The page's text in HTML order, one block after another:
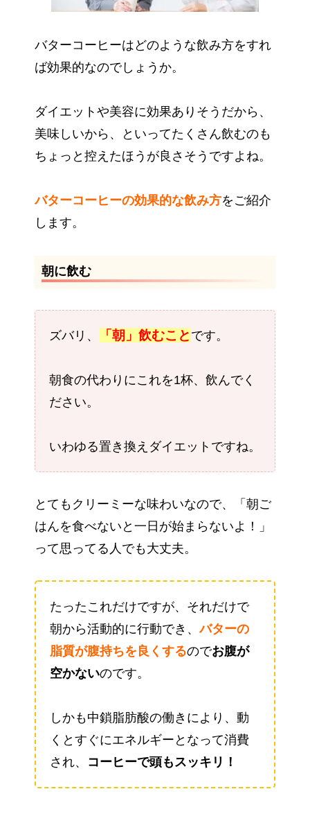
バターコーヒーはどのような飲み方をすれ
ば効果的なのでしょうか。
ダイエットや美容に効果ありそうだから、
美味しいから、といってたくさん飲むのも
ちょっと控えたほうが良さそうですよね。
バターコーヒーの効果的な飲み方をご紹介
します。
朝に飲む
ズバリ、 「朝」 飲むこと です。
朝食の代わりにこれを1杯、飲んでく
ださい。
いわゆる置き換えダイエットですね。
とてもクリーミーな味わいなので、「朝ご
はんを食べないと一日が始まらないよ！」
って思ってる人でも大丈夫。
たったこれだけですが、それだけで
朝から活動的に行動でき、バターの
脂質が腹持ちを良くするのでお腹が
空かないのです。
しかも中鎖脂肪酸の働きにより、動
くとすぐにエネルギーとなって消費
され、 コーヒーで頭もスッキリ！